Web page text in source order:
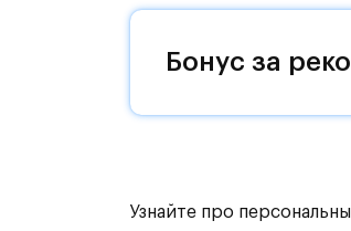
Программа
Бонус за
Узнайте про